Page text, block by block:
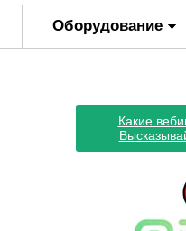
Оборудование
Какие